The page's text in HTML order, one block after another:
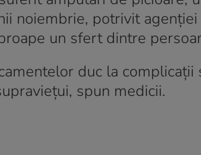
noiembrie, potrivit
un sfert dintre
duc la
spun medicii.